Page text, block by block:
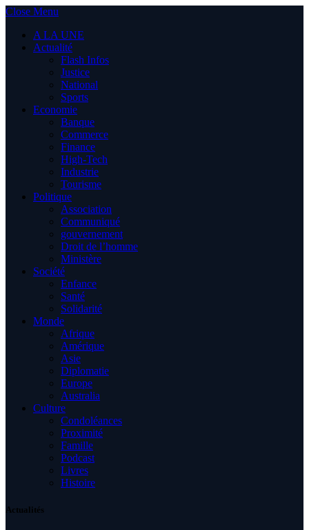
Close Menu
A LA UNE
Actualité
Flash Infos
Justice
National
Sports
Economie
Banque
Commerce
Finance
High-Tech
Industrie
Tourisme
Politique
Association
Communiqué
gouvernement
Droit de l’homme
Ministère
Société
Enfance
Santé
Solidarité
Monde
Afrique
Amérique
Asie
Diplomatie
Europe
Australia
Culture
Condoléances
Proximité
Famille
Podcast
Livres
Histoire
Actualités